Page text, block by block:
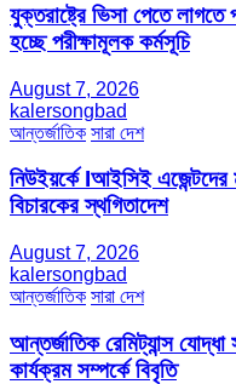
যুক্তরাষ্ট্রে ভিসা পেতে লাগতে
হচ্ছে পরীক্ষামূলক কর্মসূচি
August 7, 2026
kalersongbad
আন্তর্জাতিক সারা দেশ
নিউইয়র্কে Iআইসিই এজেন্টদের
বিচারকের স্থগিতাদেশ
August 7, 2026
kalersongbad
আন্তর্জাতিক সারা দেশ
আন্তর্জাতিক রেমিট্যান্স
কার্যক্রম সম্পর্কে বিবৃতি